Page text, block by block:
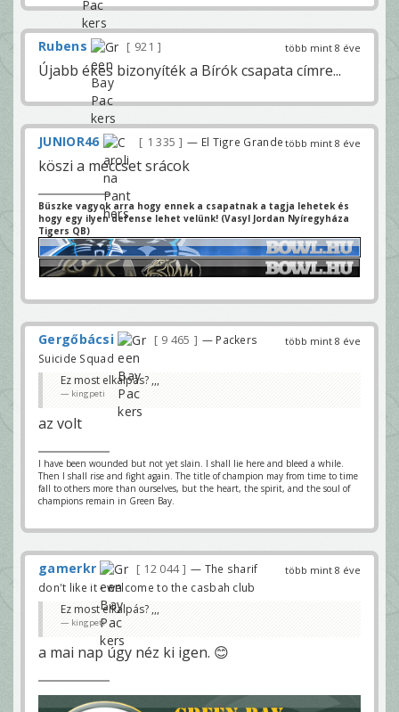
több mint 8 éve
Rubens 921
Újabb ékes bizonyíték a Bírók csapata címre...
több mint 8 éve
JUNIOR46 1 335 — El Tigre Grande
köszi a meccset srácok
Büszke vagyok arra hogy ennek a csapatnak a tagja lehetek és
hogy egy ilyen defense lehet velünk! (Vasyl Jordan Nyíregyháza
Tigers QB)
több mint 8 éve
Gergőbácsi 9 465
— Packers
Suicide Squad
Ez most elkalpás? ,,,
kingpeti
az volt
I have been wounded but not yet slain. I shall lie here and bleed a while.
Then I shall rise and fight again. The title of champion may from time to time
fall to others more than ourselves, but the heart, the spirit, and the soul of
champions remain in Green Bay.
több mint 8 éve
gamerkr 12 044
— The sharif
don't like it - welcome to the casbah club
Ez most elkalpás? ,,,
kingpeti
a mai nap úgy néz ki igen. 😊